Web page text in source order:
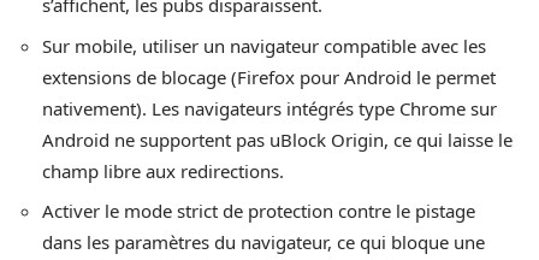
s’affichent, les pubs disparaissent.
Sur mobile, utiliser un navigateur compatible avec les
extensions de blocage (Firefox pour Android le permet
nativement). Les navigateurs intégrés type Chrome sur
Android ne supportent pas uBlock Origin, ce qui laisse le
champ libre aux redirections.
Activer le mode strict de protection contre le pistage
dans les paramètres du navigateur, ce qui bloque une